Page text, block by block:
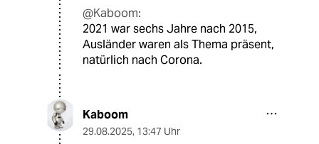
@Kaboom:
2021 war sechs Jahre nach 2015,
Ausländer waren als Thema präsent,
natürlich nach Corona.
Kaboom
29.08.2025, 13:47 Uhr